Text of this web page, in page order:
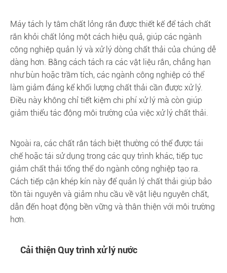
Máy tách ly tâm chất lỏng rắn được thiết kế để tách chất
rắn khỏi chất lỏng một cách hiệu quả, giúp các ngành
công nghiệp quản lý và xử lý dòng chất thải của chúng dễ
dàng hơn. Bằng cách tách ra các vật liệu rắn, chẳng hạn
như bùn hoặc trầm tích, các ngành công nghiệp có thể
làm giảm đáng kể khối lượng chất thải cần được xử lý.
Điều này không chỉ tiết kiệm chi phí xử lý mà còn giúp
giảm thiểu tác động môi trường của việc xử lý chất thải.
Ngoài ra, các chất rắn tách biệt thường có thể được tái
chế hoặc tái sử dụng trong các quy trình khác, tiếp tục
giảm chất thải tổng thể do ngành công nghiệp tạo ra.
Cách tiếp cận khép kín này để quản lý chất thải giúp bảo
tồn tài nguyên và giảm nhu cầu về vật liệu nguyên chất,
dẫn đến hoạt động bền vững và thân thiện với môi trường
hơn.
Cải thiện Quy trình xử lý nước